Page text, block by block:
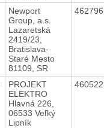
Newport
Group, a.s.
Lazaretská
2419/23,
Bratislava-
Staré Mesto
81109, SR
PROJEKT
ELEKTRO
Hlavná 226,
06533 Veľký
Lipník